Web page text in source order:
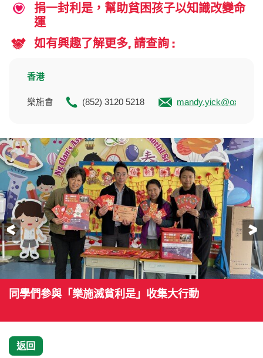
捐一封利是，幫助貧困孩子以知識改變命
運
如有興趣了解更多, 請查詢 :
香港
樂施會 (852) 3120 5218
前一頁
同學們參與「樂施滅貧利是」收集大行動
同學們參與「樂施滅貧利是」收集大行動
同學們參與「樂施滅貧利是」收集大行動
同學們參與「樂施滅貧利是」收集大行動
返回